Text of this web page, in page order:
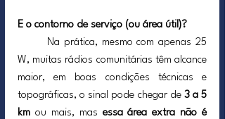
E o contorno de serviço (ou área útil)?
W, muitas rádios comunitárias têm alcance
maior, em boas condições técnicas e
topográficas, o sinal pode chegar de 3 a 5
km ou mais, mas essa área extra não é